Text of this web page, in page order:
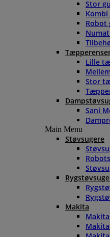
Stor
Robot
Lille
Stor
Sani
Main Menu
Støvsugere
Makita